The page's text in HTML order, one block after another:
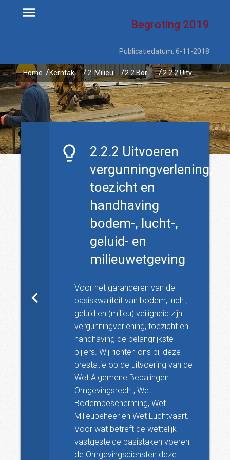
Begroting 2019
Publicatiedatum: 6-11-2018
Home Kerntaken 2.2 Borgen van de basiskwaliteit van bodem, lucht, geluid en (milieu-)veiligheid 2.2.2 Uitvoeren vergunningverlening, toezicht en handhaving bodem-, lucht-, geluid- en milieuwetgeving
2.2.2 Uitvoeren
vergunningverlening,
toezicht en
handhaving
bodem-, lucht-,
geluid- en
milieuwetgeving
Voor het garanderen van de
basiskwaliteit van bodem, lucht,
geluid en (milieu) veiligheid zijn
vergunningverlening, toezicht en
handhaving de belangrijkste
pijlers. Wij richten ons bij deze
prestatie op de uitvoering van de
Wet Algemene Bepalingen
Omgevingsrecht, Wet
Bodembescherming, Wet
Milieubeheer en Wet Luchtvaart.
Voor wat betreft de wettelijk
vastgestelde basistaken voeren
de Omgevingsdiensten deze